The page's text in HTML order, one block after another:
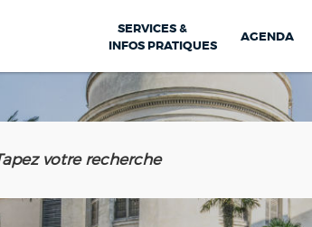
SERVICES &
INFOS PRATIQUES
AGENDA